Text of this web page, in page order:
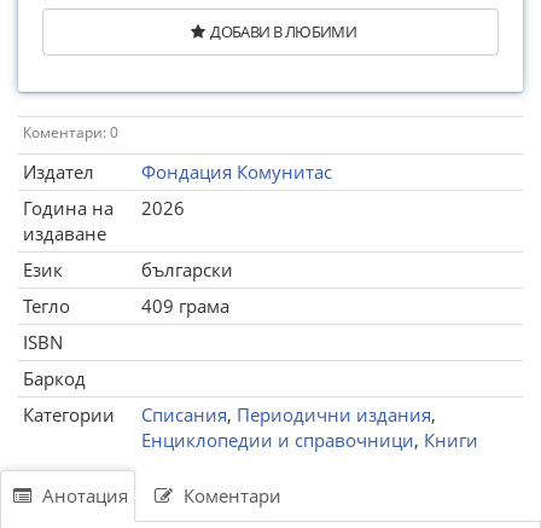
ДОБАВИ В ЛЮБИМИ
Коментари: 0
Издател
Фондация Комунитас
Година на
издаване
2026
Език
български
Тегло
409 грама
ISBN
Баркод
Категории
Списания, Периодични издания,
Енциклопедии и справочници, Книги
Анотация Коментари